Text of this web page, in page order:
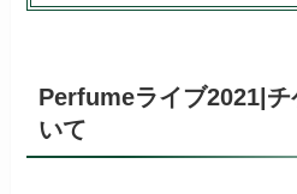
Perfumeライブ2021|
いて